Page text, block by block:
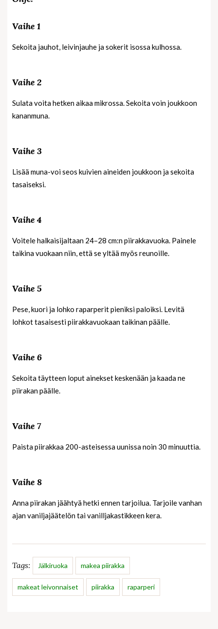
Vaihe 1
Sekoita jauhot, leivinjauhe ja sokerit isossa kulhossa.
Vaihe 2
Sulata voita hetken aikaa mikrossa. Sekoita voin joukkoon
kananmuna.
Vaihe 3
Lisää muna-voi seos kuivien aineiden joukkoon ja sekoita
tasaiseksi.
Vaihe 4
Voitele halkaisijaltaan 24–28 cm:n piirakkavuoka. Painele
taikina vuokaan niin, että se yltää myös reunoille.
Vaihe 5
Pese, kuori ja lohko raparperit pieniksi paloiksi. Levitä
lohkot tasaisesti piirakkavuokaan taikinan päälle.
Vaihe 6
Sekoita täytteen loput ainekset keskenään ja kaada ne
piirakan päälle.
Vaihe 7
Paista piirakkaa 200-asteisessa uunissa noin 30 minuuttia.
Vaihe 8
Anna piirakan jäähtyä hetki ennen tarjoilua. Tarjoile vanhan
ajan vaniljajäätelön tai vanilljakastikkeen kera.
Tags: Jälkiruoka makea piirakka
makeat leivonnaiset piirakka raparperi